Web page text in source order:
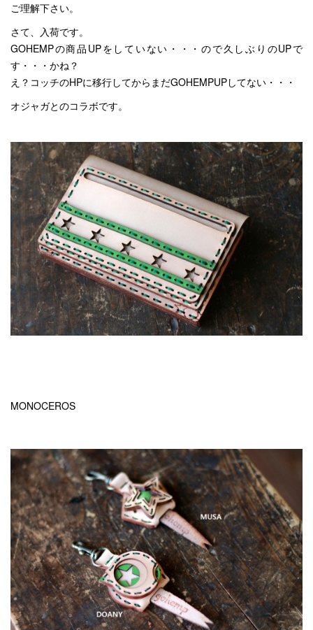
ご理解下さい。
さて、入荷です。
GOHEMPの商品UPをしていない・・・ので久しぶりのUPで
す・・・かね？
え？コッチのHPに移行してからまだGOHEMPUPしてない・・・
オジャガとのコラボです。
MONOCEROS